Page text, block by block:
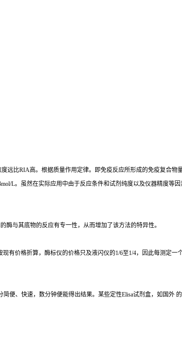
度远比RIA高。根据质量作用定律。即免疫反应所形成的免疫复合物
L。虽然在实际应用中由于反应条件和试剂纯度以及仪器精度等
酶与其底物的反应有专一性，从而增加了该方法的特异性。
有价格折算，酶标仪的价格只及液闪仪的1/6至1/4，因此每测定一
便、快速，数分钟便能得出结果。某些定性Elisa试剂盒，如国外